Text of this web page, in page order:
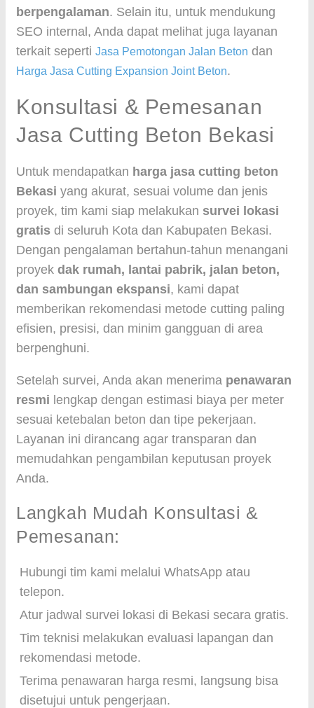
berpengalaman. Selain itu, untuk mendukung
SEO internal, Anda dapat melihat juga layanan
terkait seperti Jasa Pemotongan Jalan Beton dan
Harga Jasa Cutting Expansion Joint Beton.
Konsultasi & Pemesanan
Jasa Cutting Beton Bekasi
Untuk mendapatkan harga jasa cutting beton
Bekasi yang akurat, sesuai volume dan jenis
proyek, tim kami siap melakukan survei lokasi
gratis di seluruh Kota dan Kabupaten Bekasi.
Dengan pengalaman bertahun-tahun menangani
proyek dak rumah, lantai pabrik, jalan beton,
dan sambungan ekspansi, kami dapat
memberikan rekomendasi metode cutting paling
efisien, presisi, dan minim gangguan di area
berpenghuni.
Setelah survei, Anda akan menerima penawaran
resmi lengkap dengan estimasi biaya per meter
sesuai ketebalan beton dan tipe pekerjaan.
Layanan ini dirancang agar transparan dan
memudahkan pengambilan keputusan proyek
Anda.
Langkah Mudah Konsultasi &
Pemesanan:
Hubungi tim kami melalui WhatsApp atau
telepon.
Atur jadwal survei lokasi di Bekasi secara gratis.
Tim teknisi melakukan evaluasi lapangan dan
rekomendasi metode.
Terima penawaran harga resmi, langsung bisa
disetujui untuk pengerjaan.